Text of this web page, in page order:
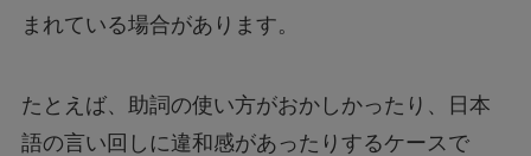
まれている場合があります。
たとえば、助詞の使い方がおかしかったり、日本
語の言い回しに違和感があったりするケースで